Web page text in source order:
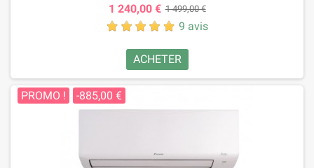
1 240,00 € 1 499,00 €
9 avis
ACHETER
PROMO ! -885,00 €